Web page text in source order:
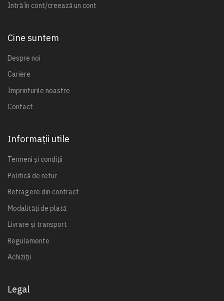
Intră în cont/creează un cont
Cine suntem
Despre noi
Cariere
Imprinturile noastre
Contact
Informații utile
Termeni și condiții
Politică de retur
Retragere din contract
Modalități de plată
Livrare și transport
Regulamente
Achiziții
Legal